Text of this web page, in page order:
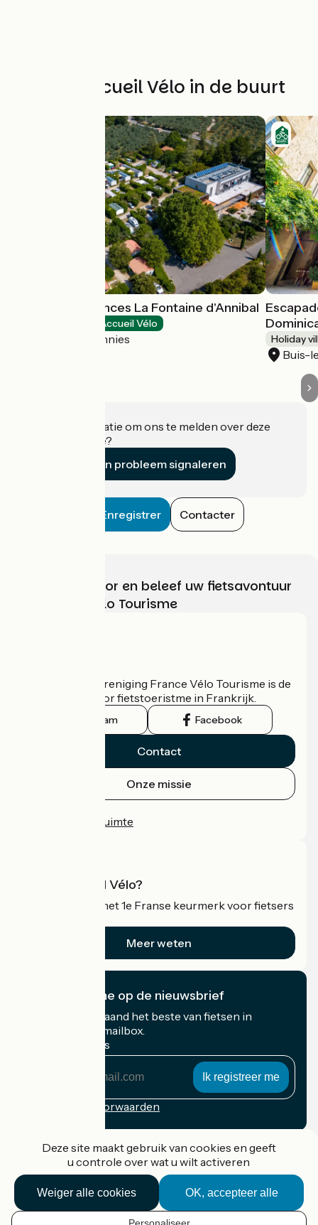
Andere Accueil Vélo in de buurt
Village de Vacances La Fontaine d'Annibal
Accueil Vélo
Buis-les-Baronnies Holiday
Buis-
Heeft u informatie om ons te melden over deze
accommodatie?
Een probleem signaleren
Enregistrer Contacter
Kies, bereid voor en beleef uw fietsavontuur
met France Vélo Tourisme
De nationale vereniging France Vélo Tourisme is de
officiële gids voor fietstoeristme in Frankrijk.
Instagram Facebook
Contact
Onze missie
Professionele ruimte
Wat is Accueil Vélo?
Accueil Vélo is het 1e Franse keurmerk voor fietsers
Meer weten
Ik abonneer me op de nieuwsbrief
Ontvang elke maand het beste van fietsen in
Frankrijk in uw mailbox.
Mijn e-mailadres
Inschrijvingsvoorwaarden
Accueil Vélo Pro
Contact
Deze site maakt gebruik van cookies en geeft
u controle over wat u wilt activeren
OK, accepteer alle
Weiger alle cookies